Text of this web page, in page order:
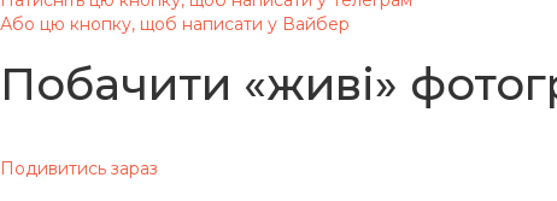
Або цю кнопку, щоб написати у Вайбер
Побачити «живі»
Подивитись зараз